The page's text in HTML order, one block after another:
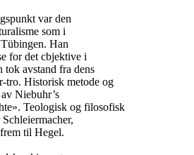
var den
som i
Han
for det cbjektive i
tok avstand fra dens
tro. Historisk metode og
Niebuhr’s
Teologisk og filosofisk
til Hegel.